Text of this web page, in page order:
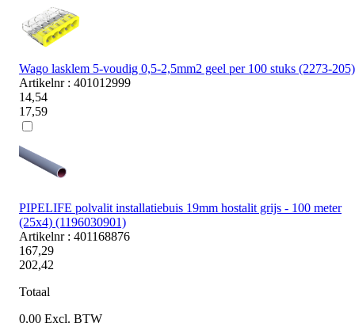
Wago lasklem 5-voudig 0,5-2,5mm2 geel per 100 stuks (2273-205)
Artikelnr : 401012999
14,54
17,59
PIPELIFE polvalit installatiebuis 19mm hostalit grijs - 100 meter
(25x4) (1196030901)
Artikelnr : 401168876
167,29
202,42
Totaal
0,00 Excl. BTW